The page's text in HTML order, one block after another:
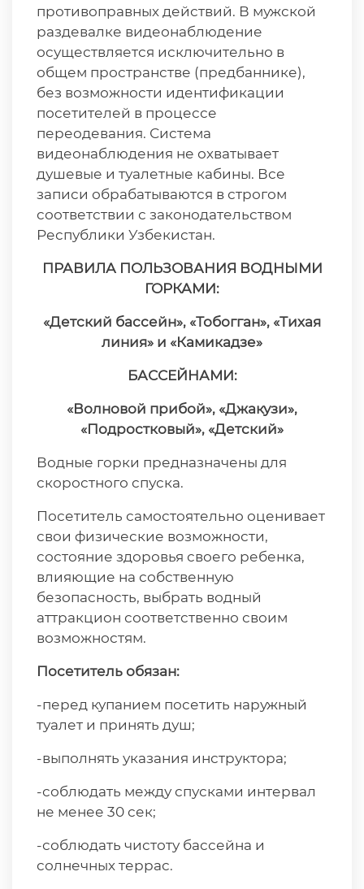
противоправных действий. В мужской
раздевалке видеонаблюдение
осуществляется исключительно в
общем пространстве (предбаннике),
без возможности идентификации
посетителей в процессе
переодевания. Система
видеонаблюдения не охватывает
душевые и туалетные кабины. Все
записи обрабатываются в строгом
соответствии с законодательством
Республики Узбекистан.
ПРАВИЛА ПОЛЬЗОВАНИЯ ВОДНЫМИ
ГОРКАМИ:
«Детский бассейн», «Тобогган», «Тихая
линия» и «Камикадзе»
БАССЕЙНАМИ:
«Волновой прибой», «Джакузи»,
«Подростковый», «Детский»
Водные горки предназначены для
скоростного спуска.
Посетитель самостоятельно оценивает
свои физические возможности,
состояние здоровья своего ребенка,
влияющие на собственную
безопасность, выбрать водный
аттракцион соответственно своим
возможностям.
Посетитель обязан:
-перед купанием посетить наружный
туалет и принять душ;
-выполнять указания инструктора;
-соблюдать между спусками интервал
не менее 30 сек;
-соблюдать чистоту бассейна и
солнечных террас.